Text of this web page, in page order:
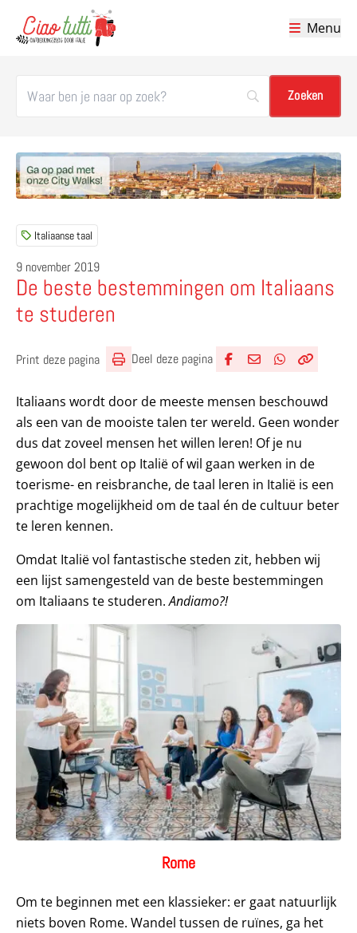
Menu
Italiaanse taal
9 november 2019
De beste bestemmingen om Italiaans
te studeren
Print deze pagina Deel deze pagina
Italiaans wordt door de meeste mensen beschouwd
als een van de mooiste talen ter wereld. Geen wonder
dus dat zoveel mensen het willen leren! Of je nu
gewoon dol bent op Italië of wil gaan werken in de
toerisme- en reisbranche, de taal leren in Italië is een
prachtige mogelijkheid om de taal én de cultuur beter
te leren kennen.
Omdat Italië vol fantastische steden zit, hebben wij
een lijst samengesteld van de beste bestemmingen
om Italiaans te studeren.Andiamo?!
Rome
Om te beginnen met een klassieker: er gaat natuurlijk
niets boven Rome. Wandel tussen de ruïnes, ga het